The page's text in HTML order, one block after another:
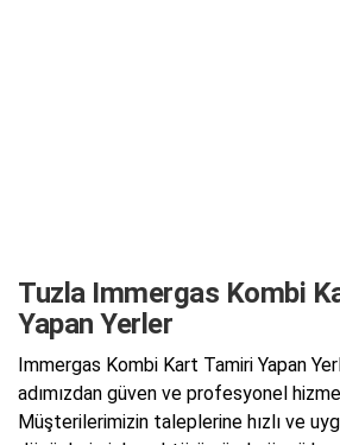
Tuzla Immergas Kombi
Yapan Yerler
Immergas Kombi Kart Tamiri Yapan
adımızdan güven ve profesyonel
Müşterilerimizin taleplerine hızlı ve